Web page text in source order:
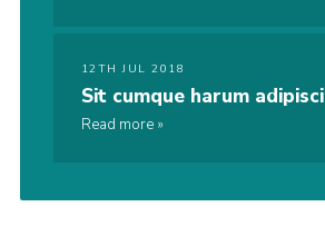
12TH JUL 2018
Sit cumque harum adipisci
Read more